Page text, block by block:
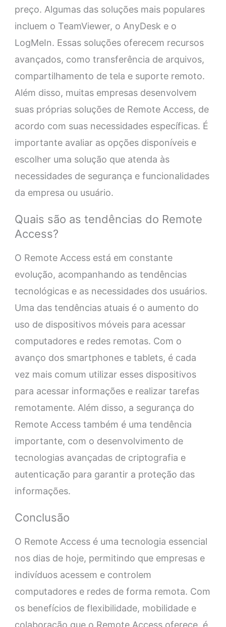
preço. Algumas das soluções mais populares
incluem o TeamViewer, o AnyDesk e o
LogMeIn. Essas soluções oferecem recursos
avançados, como transferência de arquivos,
compartilhamento de tela e suporte remoto.
Além disso, muitas empresas desenvolvem
suas próprias soluções de Remote Access, de
acordo com suas necessidades específicas. É
importante avaliar as opções disponíveis e
escolher uma solução que atenda às
necessidades de segurança e funcionalidades
da empresa ou usuário.
Quais são as tendências do Remote
Access?
O Remote Access está em constante
evolução, acompanhando as tendências
tecnológicas e as necessidades dos usuários.
Uma das tendências atuais é o aumento do
uso de dispositivos móveis para acessar
computadores e redes remotas. Com o
avanço dos smartphones e tablets, é cada
vez mais comum utilizar esses dispositivos
para acessar informações e realizar tarefas
remotamente. Além disso, a segurança do
Remote Access também é uma tendência
importante, com o desenvolvimento de
tecnologias avançadas de criptografia e
autenticação para garantir a proteção das
informações.
Conclusão
O Remote Access é uma tecnologia essencial
nos dias de hoje, permitindo que empresas e
indivíduos acessem e controlem
computadores e redes de forma remota. Com
os benefícios de flexibilidade, mobilidade e